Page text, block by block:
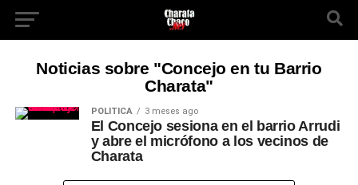
Noticias sobre "Concejo en tu Barrio
Charata"
POLÍTICA 3 meses ago
El Concejo sesiona en el barrio Arrudi
y abre el micrófono a los vecinos de
Charata